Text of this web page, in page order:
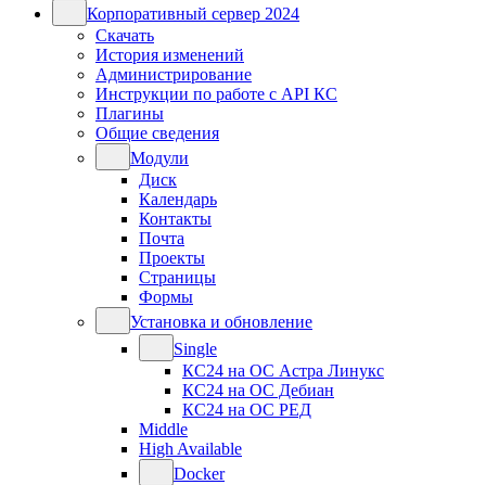
Корпоративный сервер 2024
Скачать
История изменений
Администрирование
Инструкции по работе с API КС
Плагины
Общие сведения
Модули
Диск
Календарь
Контакты
Почта
Проекты
Страницы
Формы
Установка и обновление
Single
КС24 на ОС Астра Линукс
КС24 на ОС Дебиан
КС24 на ОС РЕД
Middle
High Available
Docker